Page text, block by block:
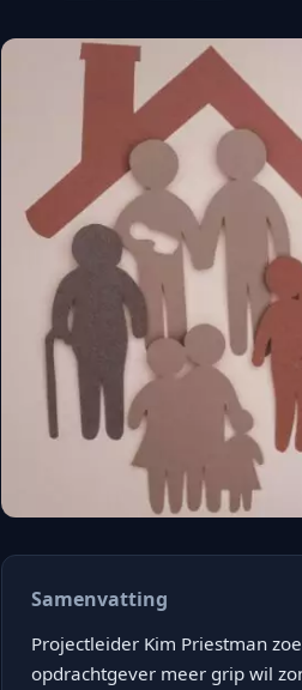
Samenvatting
Projectleider Kim Priestman
opdrachtgever meer grip wil